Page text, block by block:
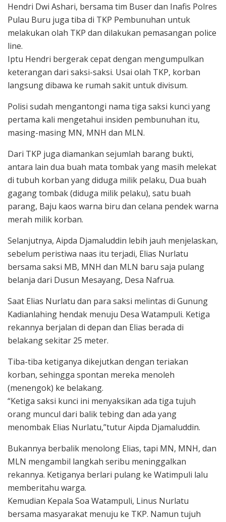
Hendri Dwi Ashari, bersama tim Buser dan Inafis Polres
Pulau Buru juga tiba di TKP Pembunuhan untuk
melakukan olah TKP dan dilakukan pemasangan police
line.
Iptu Hendri bergerak cepat dengan mengumpulkan
keterangan dari saksi-saksi. Usai olah TKP, korban
langsung dibawa ke rumah sakit untuk divisum.
Polisi sudah mengantongi nama tiga saksi kunci yang
pertama kali mengetahui insiden pembunuhan itu,
masing-masing MN, MNH dan MLN.
Dari TKP juga diamankan sejumlah barang bukti,
antara lain dua buah mata tombak yang masih melekat
di tubuh korban yang diduga milik pelaku, Dua buah
gagang tombak (diduga milik pelaku), satu buah
parang, Baju kaos warna biru dan celana pendek warna
merah milik korban.
Selanjutnya, Aipda Djamaluddin lebih jauh menjelaskan,
sebelum peristiwa naas itu terjadi, Elias Nurlatu
bersama saksi MB, MNH dan MLN baru saja pulang
belanja dari Dusun Mesayang, Desa Nafrua.
Saat Elias Nurlatu dan para saksi melintas di Gunung
Kadianlahing hendak menuju Desa Watampuli. Ketiga
rekannya berjalan di depan dan Elias berada di
belakang sekitar 25 meter.
Tiba-tiba ketiganya dikejutkan dengan teriakan
korban, sehingga spontan mereka menoleh
(menengok) ke belakang.
“Ketiga saksi kunci ini menyaksikan ada tiga tujuh
orang muncul dari balik tebing dan ada yang
menombak Elias Nurlatu,”tutur Aipda Djamaluddin.
Bukannya berbalik menolong Elias, tapi MN, MNH, dan
MLN mengambil langkah seribu meninggalkan
rekannya. Ketiganya berlari pulang ke Watimpuli lalu
memberitahu warga.
Kemudian Kepala Soa Watampuli, Linus Nurlatu
bersama masyarakat menuju ke TKP. Namun tujuh